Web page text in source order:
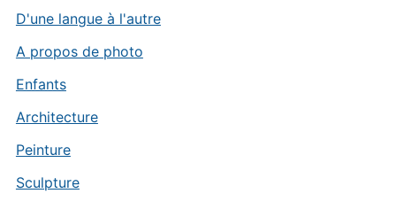
D'une langue à l'autre
A propos de photo
Enfants
Architecture
Peinture
Sculpture